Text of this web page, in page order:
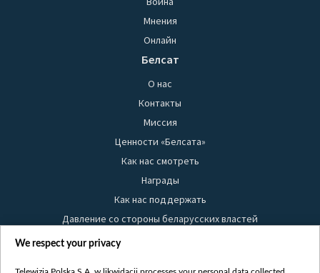
Мнения
Онлайн
Белсат
О нас
Контакты
Миссия
Ценности «Белсата»
Как нас смотреть
Награды
Как нас поддержать
Давление со стороны беларусских властей
Правила использования материалов
We respect your privacy